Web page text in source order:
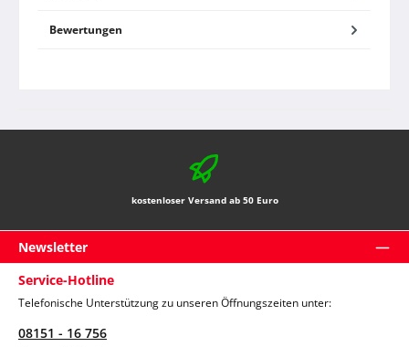
Bewertungen
kostenloser Versand ab 50 Euro
Newsletter
Service-Hotline
Telefonische Unterstützung zu unseren Öffnungszeiten unter:
08151 - 16 756